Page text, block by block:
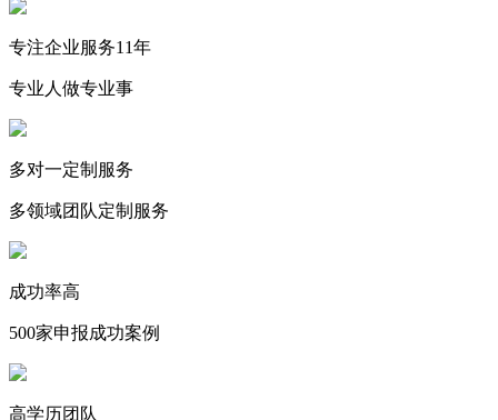
专注企业服务11年
专业人做专业事
多对一定制服务
多领域团队定制服务
成功率高
500家申报成功案例
高学历团队